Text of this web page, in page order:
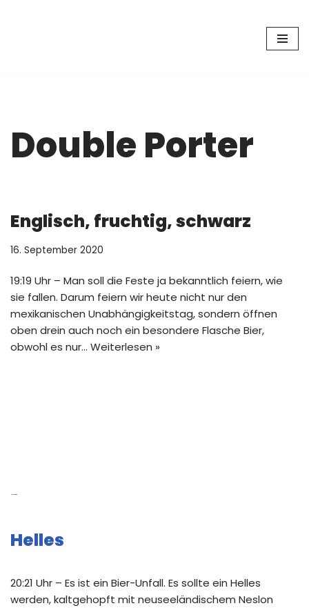
Double Porter
Englisch, fruchtig, schwarz
16. September 2020
19:19 Uhr – Man soll die Feste ja bekanntlich feiern, wie
sie fallen. Darum feiern wir heute nicht nur den
mexikanischen Unabhängigkeitstag, sondern öffnen
oben drein auch noch ein besondere Flasche Bier,
obwohl es nur… Weiterlesen »
Helles
20:21 Uhr – Es ist ein Bier-Unfall. Es sollte ein Helles
werden, kaltgehopft mit neuseeländischem Neslon